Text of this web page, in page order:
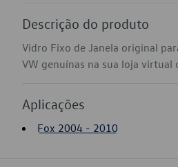
Descrição do produto
Vidro Fixo de Janela original
VW genuínas na sua loja virtual
Aplicações
Fox 2004 - 2010